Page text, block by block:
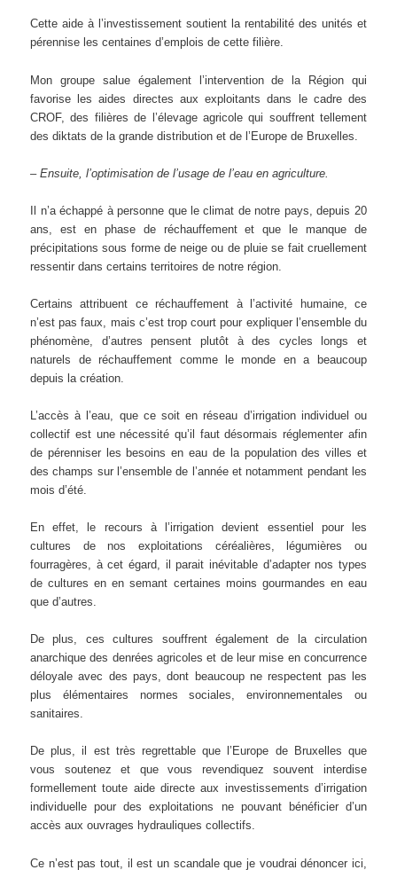
Cette aide à l’investissement soutient la rentabilité des unités et
pérennise les centaines d’emplois de cette filière.
Mon groupe salue également l’intervention de la Région qui
favorise les aides directes aux exploitants dans le cadre des
CROF, des filières de l’élevage agricole qui souffrent tellement
des diktats de la grande distribution et de l’Europe de Bruxelles.
– Ensuite, l’optimisation de l’usage de l’eau en agriculture.
Il n’a échappé à personne que le climat de notre pays, depuis 20
ans, est en phase de réchauffement et que le manque de
précipitations sous forme de neige ou de pluie se fait cruellement
ressentir dans certains territoires de notre région.
Certains attribuent ce réchauffement à l’activité humaine, ce
n’est pas faux, mais c’est trop court pour expliquer l’ensemble du
phénomène, d’autres pensent plutôt à des cycles longs et
naturels de réchauffement comme le monde en a beaucoup
depuis la création.
L’accès à l’eau, que ce soit en réseau d’irrigation individuel ou
collectif est une nécessité qu’il faut désormais réglementer afin
de pérenniser les besoins en eau de la population des villes et
des champs sur l’ensemble de l’année et notamment pendant les
mois d’été.
En effet, le recours à l’irrigation devient essentiel pour les
cultures de nos exploitations céréalières, légumières ou
fourragères, à cet égard, il parait inévitable d’adapter nos types
de cultures en en semant certaines moins gourmandes en eau
que d’autres.
De plus, ces cultures souffrent également de la circulation
anarchique des denrées agricoles et de leur mise en concurrence
déloyale avec des pays, dont beaucoup ne respectent pas les
plus élémentaires normes sociales, environnementales ou
sanitaires.
De plus, il est très regrettable que l’Europe de Bruxelles que
vous soutenez et que vous revendiquez souvent interdise
formellement toute aide directe aux investissements d’irrigation
individuelle pour des exploitations ne pouvant bénéficier d’un
accès aux ouvrages hydrauliques collectifs.
Ce n’est pas tout, il est un scandale que je voudrai dénoncer ici,